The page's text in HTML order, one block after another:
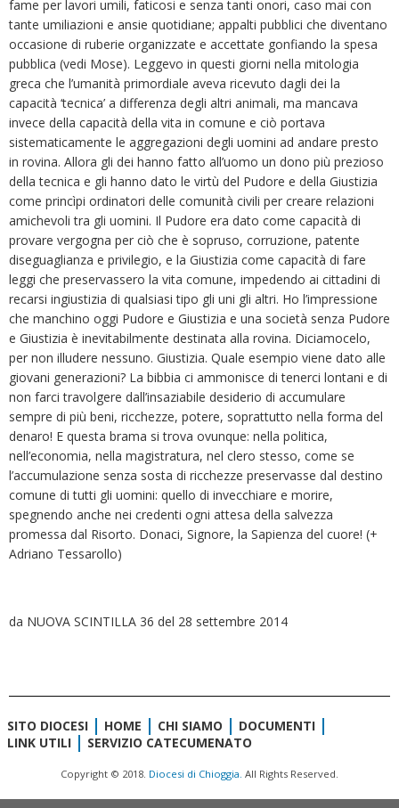
fame per lavori umili, faticosi e senza tanti onori, caso mai con
tante umiliazioni e ansie quotidiane; appalti pubblici che diventano
occasione di ruberie organizzate e accettate gonfiando la spesa
pubblica (vedi Mose). Leggevo in questi giorni nella mitologia
greca che l’umanità primordiale aveva ricevuto dagli dei la
capacità ‘tecnica’ a differenza degli altri animali, ma mancava
invece della capacità della vita in comune e ciò portava
sistematicamente le aggregazioni degli uomini ad andare presto
in rovina. Allora gli dei hanno fatto all’uomo un dono più prezioso
della tecnica e gli hanno dato le virtù del Pudore e della Giustizia
come princìpi ordinatori delle comunità civili per creare relazioni
amichevoli tra gli uomini. Il Pudore era dato come capacità di
provare vergogna per ciò che è sopruso, corruzione, patente
diseguaglianza e privilegio, e la Giustizia come capacità di fare
leggi che preservassero la vita comune, impedendo ai cittadini di
recarsi ingiustizia di qualsiasi tipo gli uni gli altri. Ho l’impressione
che manchino oggi Pudore e Giustizia e una società senza Pudore
e Giustizia è inevitabilmente destinata alla rovina. Diciamocelo,
per non illudere nessuno. Giustizia. Quale esempio viene dato alle
giovani generazioni? La bibbia ci ammonisce di tenerci lontani e di
non farci travolgere dall’insaziabile desiderio di accumulare
sempre di più beni, ricchezze, potere, soprattutto nella forma del
denaro! E questa brama si trova ovunque: nella politica,
nell’economia, nella magistratura, nel clero stesso, come se
l’accumulazione senza sosta di ricchezze preservasse dal destino
comune di tutti gli uomini: quello di invecchiare e morire,
spegnendo anche nei credenti ogni attesa della salvezza
promessa dal Risorto. Donaci, Signore, la Sapienza del cuore! (+
Adriano Tessarollo)
da NUOVA SCINTILLA 36 del 28 settembre 2014
SITO DIOCESI HOME CHI SIAMO
DOCUMENTI
LINK UTILI
SERVIZIO CATECUMENATO
Copyright © 2018. Diocesi di Chioggia. All Rights Reserved.